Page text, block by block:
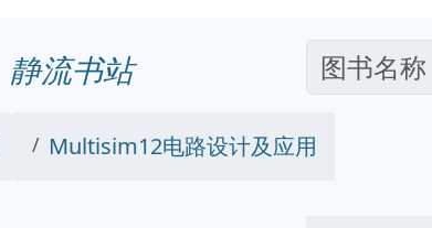
静流书站
Multisim12电路设计及应用